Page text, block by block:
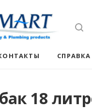
СПРАВКА
18